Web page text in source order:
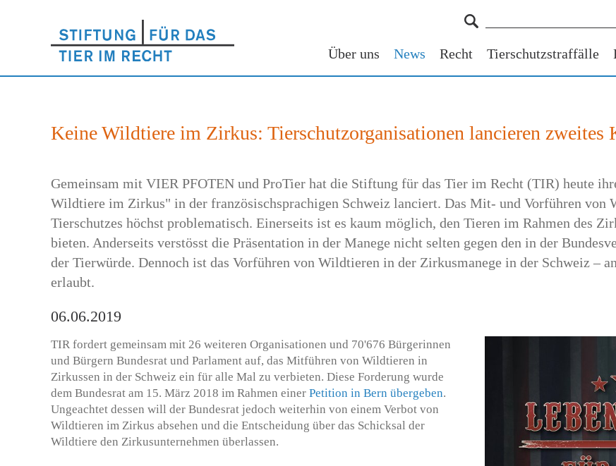
Über uns News Recht Tierschutzstraffälle
Keine Wildtiere im Zirkus: Tierschutzorganisationen lancieren zweites
Gemeinsam mit VIER PFOTEN und ProTier hat die Stiftung für das Tier im Recht (TIR) heute
Wildtiere im Zirkus" in der französischsprachigen Schweiz lanciert. Das Mit- und Vorführen von
Tierschutzes höchst problematisch. Einerseits ist es kaum möglich, den Tieren im Rahmen des
bieten. Anderseits verstösst die Präsentation in der Manege nicht selten gegen den in der
der Tierwürde. Dennoch ist das Vorführen von Wildtieren in der Zirkusmanege in der Schweiz –
erlaubt.
06.06.2019
TIR fordert gemeinsam mit 26 weiteren Organisationen und 70'676 Bürgerinnen
und Bürgern Bundesrat und Parlament auf, das Mitführen von Wildtieren in
Zirkussen in der Schweiz ein für alle Mal zu verbieten. Diese Forderung wurde
dem Bundesrat am 15. März 2018 im Rahmen einer Petition in Bern übergeben.
Ungeachtet dessen will der Bundesrat jedoch weiterhin von einem Verbot von
Wildtieren im Zirkus absehen und die Entscheidung über das Schicksal der
Wildtiere den Zirkusunternehmen überlassen.